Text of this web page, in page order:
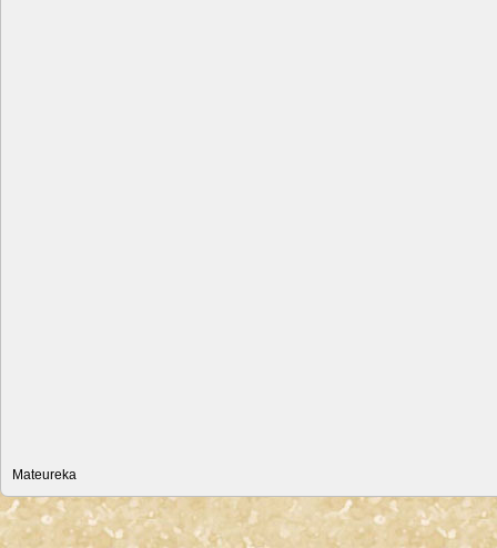
Mateureka